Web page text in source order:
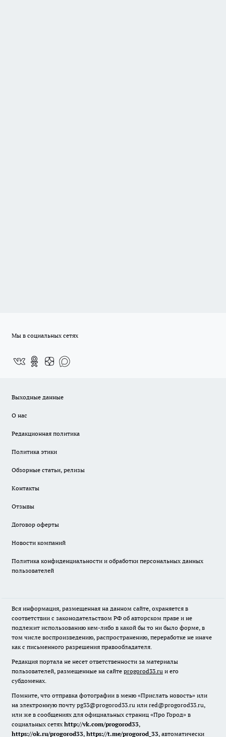
Мы в социальных сетях
Выходные данные
О нас
Редакционная политика
Политика этики
Обзорные статьи, релизы
Контакты
Отзывы
Договор оферты
Новости компаний
Политика конфиденциальности и обработки персональных данных
пользователей
Вся информация, размещенная на данном сайте, охраняется в
соответствии с законодательством РФ об авторском праве и не
подлежит использованию кем-либо в какой бы то ни было форме, в
том числе воспроизведению, распространению, переработке не иначе
как с письменного разрешения правообладателя.
Редакция портала не несет ответственности за материалы
пользователей, размещенные на сайте progorod33.ru и его
субдоменах.
Помните, что отправка фотографии в меню «Прислать новость» или
на электронную почту pg33@progorod33.ru или red@progorod33.ru,
или же в сообщениях для официальных страниц «Про Город» в
социальных сетях http://vk.com/progorod33,
https://ok.ru/progorod33, https://t.me/progorod_33, автоматически